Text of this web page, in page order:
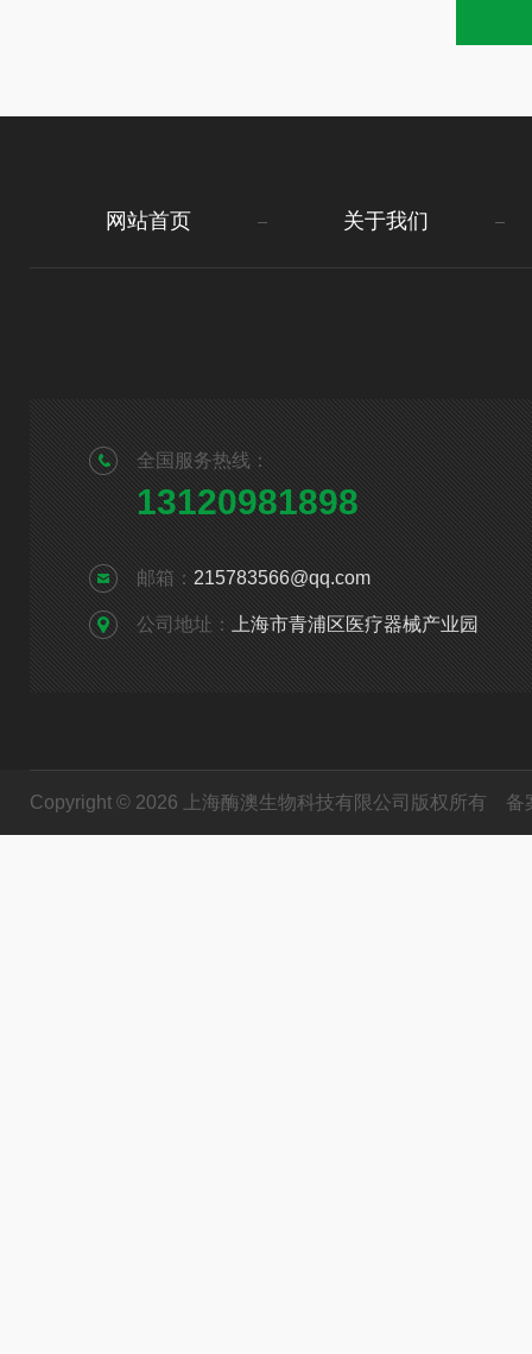
网站首页 关于我们
全国服务热线：
13120981898
邮箱： 215783566@qq.com
公司地址： 上海市青浦区医疗器械产业园
Copyright © 2026 上海酶澳生物科技有限公司版权所有 备